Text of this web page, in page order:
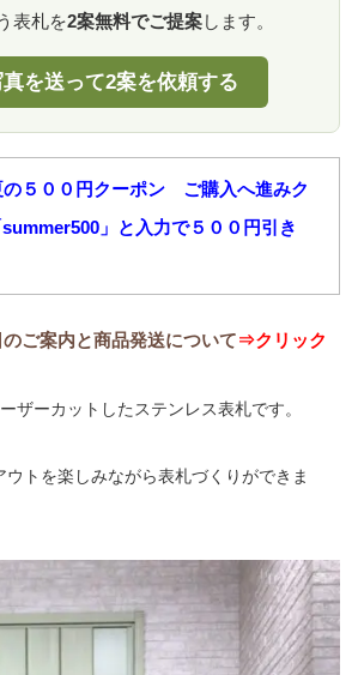
表札を2案無料でご提案します。
を送って2案を依頼する
５００円クーポン ご購入へ進みク
」と入力で５００円引き
ご案内と商品発送について⇒クリック
ザーカットしたステンレス表札です。
トを楽しみながら表札づくりができま